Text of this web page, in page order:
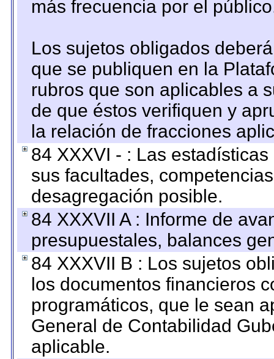
más frecuencia por el
Los sujetos obligados
que se publiquen en la
rubros que son aplicables a
de que éstos verifiquen y
la relación de fracciones
84 XXXVI - : Las
sus facultades,
desagregación posible.
84 XXXVII A : Informe de
presupuestales, balances
84 XXXVII B : Los sujetos
los documentos financieros
programáticos, que le sean
General de Contabilidad
aplicable.